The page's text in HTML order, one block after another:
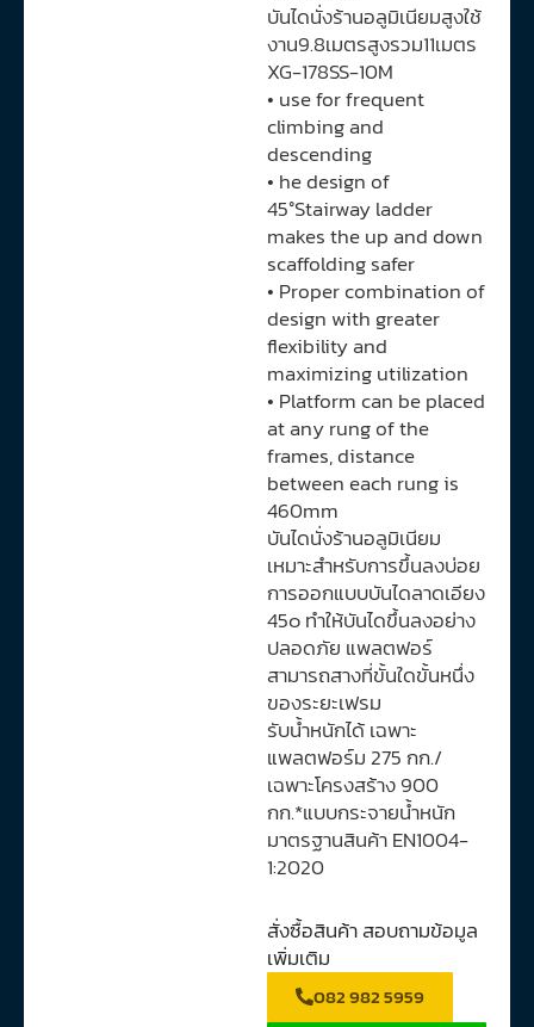
บันไดนั่งร้านอลูมิเนียมสูงใช้
งาน9.8เมตรสูงรวม11เมตร
XG-178SS-10M
• use for frequent
climbing and
descending
• he design of
45°Stairway ladder
makes the up and down
scaffolding safer
• Proper combination of
design with greater
flexibility and
maximizing utilization
• Platform can be placed
at any rung of the
frames, distance
between each rung is
460mm
บันไดนั่งร้านอลูมิเนียม
เหมาะสำหรับการขึ้นลงบ่อย
การออกแบบบันไดลาดเอียง
45๐ ทำให้บันไดขึ้นลงอย่าง
ปลอดภัย แพลตฟอร์
สามารถสางที่ขั้นใดขั้นหนึ่ง
ของระยะเฟรม
รับน้ำหนักได้ เฉพาะ
แพลตฟอร์ม 275 กก./
เฉพาะโครงสร้าง 900
กก.*แบบกระจายน้ำหนัก
มาตรฐานสินค้า EN1004-
1:2020
สั่งซื้อสินค้า สอบถามข้อมูล
เพิ่มเติม
082 982 5959